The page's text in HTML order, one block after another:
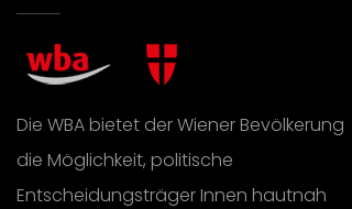
Die WBA bietet der Wiener Bevölkerung
die Möglichkeit, politische
Entscheidungsträger Innen hautnah